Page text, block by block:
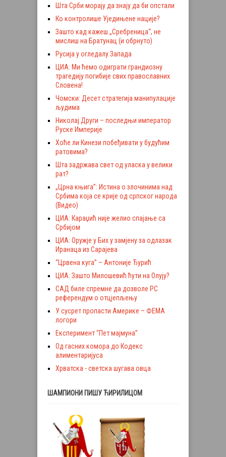
Шта Срби морају да знају да би опстали
Ко контролише Уједињене нације?
Зашто кад кажеш „Сребреница“, не
мислиш на Братунац (и обрнуто)
Русија у огледалу Запада
ЦИА: Ми ћемо одиграти грандиозну
трагедију погибије свих православних
Словена!
Чомски: Десет стратегија манипулације
људима
Николај Други – последњи император
Руске Империје
Хоће ли Кинези побеђивати у будућим
ратовима?
Шта задржава свет од уласка у велики
рат?
„Црна књига”: Истина о злочинима над
Србима која се крије од српског народа
(Видео)
ЦИА: Караџић није желио спајање са
Србијом
ЦИА: Оружје у Бих у замјену за одлазак
Иранаца из Сарајева
“Црвена куга” – Антоније Ђурић
ЦИА: Зашто Милошевић ћути на Олују?
САД биле спремне да дозволе РС
референдум о отцјепљењу
У сусрет пропасти Америке – ФЕМА
логори
Експеримент “Пет мајмуна”
Од гасних комора до Кодекс
алиментаријуса
Хрватска - светска шугава овца
ШАМПИОНИ ПИШУ ЋИРИЛИЦОМ